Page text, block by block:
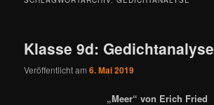
Klasse 9d: Gedichtanalyse
Veröffentlicht am6. Mai 2019
„Meer“ von Erich Fried